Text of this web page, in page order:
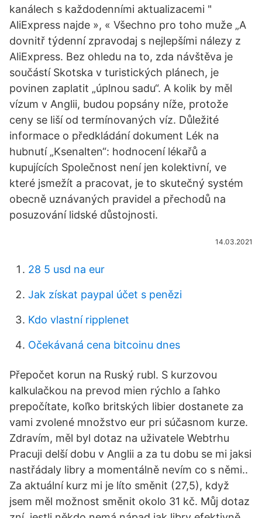
kanálech s každodenními aktualizacemi "
AliExpress najde », « Všechno pro toho muže „A
dovnitř týdenní zpravodaj s nejlepšími nálezy z
AliExpress. Bez ohledu na to, zda návštěva je
součástí Skotska v turistických plánech, je
povinen zaplatit „úplnou sadu“. A kolik by měl
vízum v Anglii, budou popsány níže, protože
ceny se liší od termínovaných víz. Důležité
informace o předkládání dokument Lék na
hubnutí „Ksenalten“: hodnocení lékařů a
kupujících Společnost není jen kolektivní, ve
které jsmežít a pracovat, je to skutečný systém
obecně uznávaných pravidel a přechodů na
posuzování lidské důstojnosti.
14.03.2021
28 5 usd na eur
Jak získat paypal účet s penězi
Kdo vlastní ripplenet
Očekávaná cena bitcoinu dnes
Přepočet korun na Ruský rubl. S kurzovou
kalkulačkou na prevod mien rýchlo a ľahko
prepočítate, koľko britských libier dostanete za
vami zvolené množstvo eur pri súčasnom kurze.
Zdravím, měl byl dotaz na uživatele Webtrhu
Pracuji delší dobu v Anglii a za tu dobu se mi jaksi
nastřádaly libry a momentálně nevím co s němi..
Za aktuální kurz mi je líto směnit (27,5), když
jsem měl možnost směnit okolo 31 kč. Můj dotaz